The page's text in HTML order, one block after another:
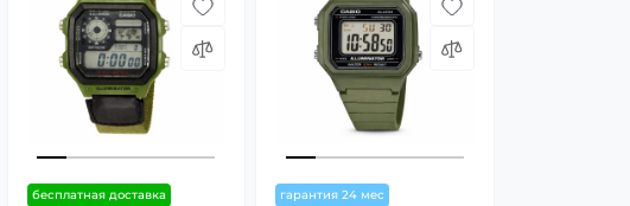
бесплатная доставка
гарантия 24 мес